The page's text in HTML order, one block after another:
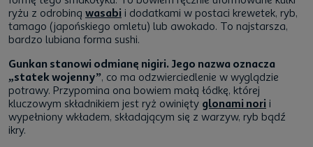
ryżu z odrobiną wasabi i dodatkami w postaci krewetek, ryb,
tamago (japońskiego omletu) lub awokado. To najstarsza,
bardzo lubiana forma sushi.
Gunkan stanowi odmianę nigiri. Jego nazwa oznacza
„statek wojenny”, co ma odzwierciedlenie w wyglądzie
potrawy. Przypomina ona bowiem małą łódkę, której
kluczowym składnikiem jest ryż owinięty glonami nori i
wypełniony wkładem, składającym się z warzyw, ryb bądź
ikry.